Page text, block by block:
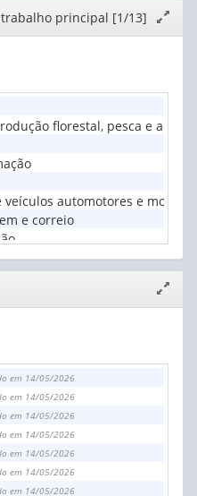
janela
principal [1/13]
florestal, pesca e
veículos automotores e
e correio
e atividades financeiras,
seguridade social,
janela
em 14/05/2026
em 14/05/2026
em 14/05/2026
em 14/05/2026
em 14/05/2026
em 14/05/2026
em 14/05/2026